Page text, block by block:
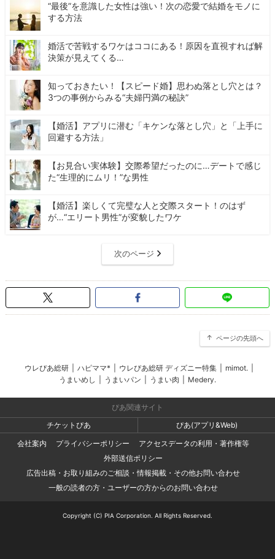
“最後”を意識した女性は強い！次の恋愛で結婚をモノに
する方法
婚活で苦戦するワケはココにある！原因を直視すれば解
決策が見えてくる…
知っておきたい！【スピード婚】思わぬ落とし穴とは？
3つの事例からみる“夫婦円満の秘訣”
【婚活】アプリに潜む「キケンな落とし穴」と「上手に
回避する方法」
【お見合い実体験】交際希望だったのに…デートで感じ
た“生理的にムリ！”な男性
【婚活】楽しくて完璧な人と交際スタート！のはず
が…“エリート男性”が変貌したワケ
次のページ
ページの先頭へ
ウレぴあ総研 ハピママ* ウレぴあ総研 ディズニー特集 mimot.
うまいめし
うまいパン うまい肉 Medery.
ぴあ関連サイト
チケットぴあ
ぴあ(アプリ&Web)
会社案内
プライバシーポリシー
アクセスデータの利用・著作権等
外部送信ポリシー
広告出稿・お取り組みのご相談・情報掲載・その他お問い合わせ
一般の読者の方・ユーザーの方からのお問い合わせ
Copyright (C) PIA Corporation. All Rights Reserved.